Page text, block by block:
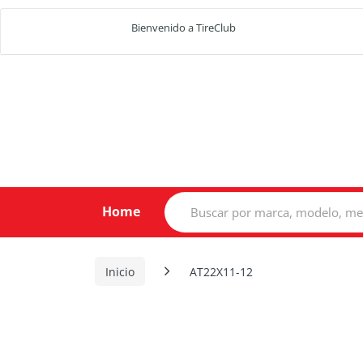
Bienvenido a TireClub
Home
Search
for:
Inicio AT22X11-12